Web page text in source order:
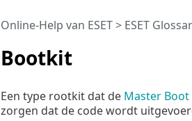
Bootkit
Online-Help van ESET> ESET
Een type rootkit dat de Master Boot
zorgen dat de code wordt